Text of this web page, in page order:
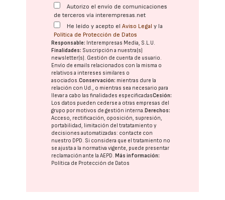
Autorizo el envío de comunicaciones
de terceros vía interempresas.net
He leído y acepto elAviso Legal y la
Política de Protección de Datos
Responsable: Interempresas Media, S.L.U.
Finalidades: Suscripción a nuestra(s)
newsletter(s). Gestión de cuenta de usuario.
Envío de emails relacionados con la misma o
relativos a intereses similares o
asociados.Conservación: mientras dure la
relación con Ud., o mientras sea necesario para
llevar a cabo las finalidades especificadasCesión:
Los datos pueden cederse a otras empresas del
grupo por motivos de gestión interna.Derechos:
Acceso, rectificación, oposición, supresión,
portabilidad, limitación del tratatamiento y
decisiones automatizadas: contacte con
nuestro DPD. Si considera que el tratamiento no
se ajusta a la normativa vigente, puede presentar
reclamación ante laAEPD.Más información:
Política de Protección de Datos